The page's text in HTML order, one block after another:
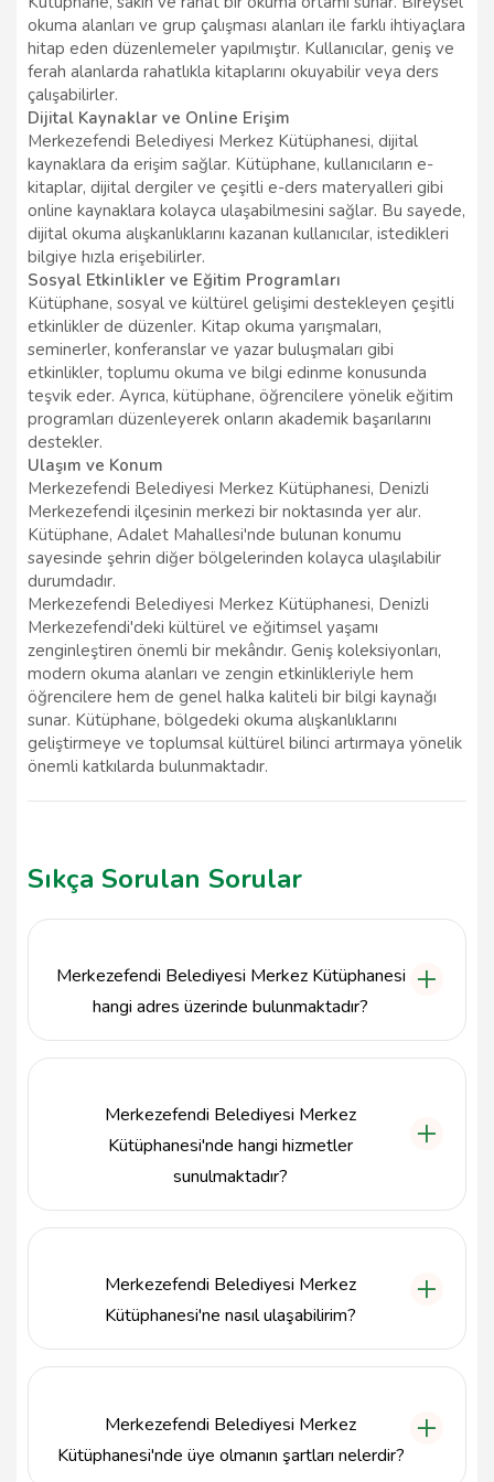
okuma alanları ve grup çalışması alanları ile farklı ihtiyaçlara
hitap eden düzenlemeler yapılmıştır. Kullanıcılar, geniş ve
ferah alanlarda rahatlıkla kitaplarını okuyabilir veya ders
çalışabilirler.
Dijital Kaynaklar ve Online Erişim
Merkezefendi Belediyesi Merkez Kütüphanesi, dijital
kaynaklara da erişim sağlar. Kütüphane, kullanıcıların e-
kitaplar, dijital dergiler ve çeşitli e-ders materyalleri gibi
online kaynaklara kolayca ulaşabilmesini sağlar. Bu sayede,
dijital okuma alışkanlıklarını kazanan kullanıcılar, istedikleri
bilgiye hızla erişebilirler.
Sosyal Etkinlikler ve Eğitim Programları
Kütüphane, sosyal ve kültürel gelişimi destekleyen çeşitli
etkinlikler de düzenler. Kitap okuma yarışmaları,
seminerler, konferanslar ve yazar buluşmaları gibi
etkinlikler, toplumu okuma ve bilgi edinme konusunda
teşvik eder. Ayrıca, kütüphane, öğrencilere yönelik eğitim
programları düzenleyerek onların akademik başarılarını
destekler.
Ulaşım ve Konum
Merkezefendi Belediyesi Merkez Kütüphanesi, Denizli
Merkezefendi ilçesinin merkezi bir noktasında yer alır.
Kütüphane, Adalet Mahallesi'nde bulunan konumu
sayesinde şehrin diğer bölgelerinden kolayca ulaşılabilir
durumdadır.
Merkezefendi Belediyesi Merkez Kütüphanesi, Denizli
Merkezefendi'deki kültürel ve eğitimsel yaşamı
zenginleştiren önemli bir mekândır. Geniş koleksiyonları,
modern okuma alanları ve zengin etkinlikleriyle hem
öğrencilere hem de genel halka kaliteli bir bilgi kaynağı
sunar. Kütüphane, bölgedeki okuma alışkanlıklarını
geliştirmeye ve toplumsal kültürel bilinci artırmaya yönelik
önemli katkılarda bulunmaktadır.
Sıkça Sorulan Sorular
Merkezefendi Belediyesi Merkez Kütüphanesi
hangi adres üzerinde bulunmaktadır?
Merkezefendi Belediyesi Merkez
Kütüphanesi'nde hangi hizmetler
sunulmaktadır?
Merkezefendi Belediyesi Merkez
Kütüphanesi'ne nasıl ulaşabilirim?
Merkezefendi Belediyesi Merkez
Kütüphanesi'nde üye olmanın şartları nelerdir?